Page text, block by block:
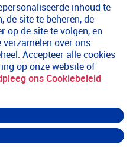
inhoud te
de site te beheren, de
op de site te volgen, en
over ons
Accepteer alle cookies
op onze website of
ons Cookiebeleid